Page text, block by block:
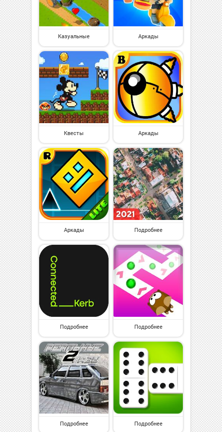
Казуальные Аркады
Квесты Аркады
Аркады Подробнее
Подробнее Подробнее
Подробнее Подробнее